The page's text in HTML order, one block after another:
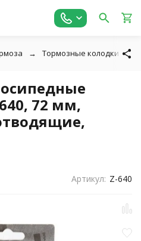
Тормозные колодки
72 мм,
Артикул: Z-640